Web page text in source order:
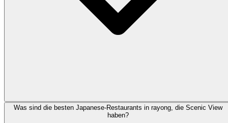
Was sind die besten Japanese-Restaurants in rayong, die Scenic View
haben?